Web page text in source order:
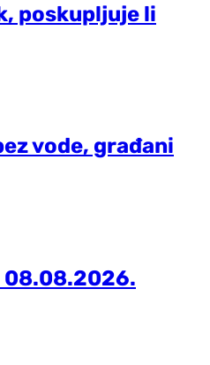
poskupljuje li
vode, građani
08.08.2026.